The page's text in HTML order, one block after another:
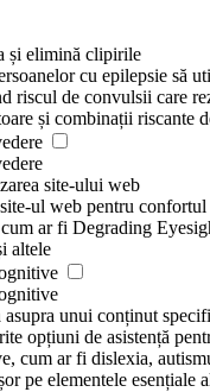
și elimină clipirile
cu epilepsie să
riscul de convulsii care
și combinații riscante
site-ului web
ul web pentru
ar fi Degrading
altele
asupra unui conținut
opțiuni de asistență
cum ar fi dislexia,
pe elementele esențiale